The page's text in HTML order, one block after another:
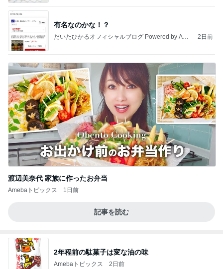
有名なのかな！？
だいたひかるオフィシャルブログ Powered by Ame
2日前
渡辺美奈代 家族に作ったお弁当
Amebaトピックス 1日前
記事を読む
2年程前の駄菓子は変な油の味
Amebaトピックス 2日前